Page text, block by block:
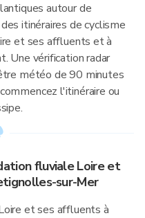
autour de
itinéraires de cyclisme
et ses affluents et à
Une vérification radar
météo de 90 minutes
l'itinéraire ou
fluviale Loire et
sur-Mer
et ses affluents à